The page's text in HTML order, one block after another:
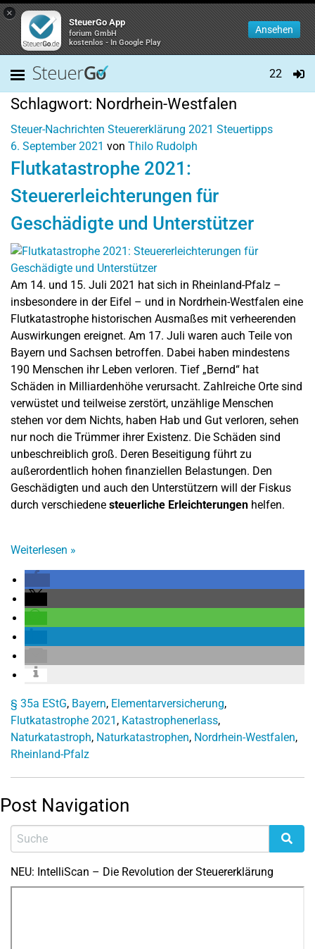
×
SteuerGo App
forium GmbH
kostenlos - In Google Play
Ansehen
22
Schlagwort: Nordrhein-Westfalen
Steuer-Nachrichten Steuererklärung 2021 Steuertipps
6. September 2021 von Thilo Rudolph
Flutkatastrophe 2021:
Steuererleichterungen für
Geschädigte und Unterstützer
Am 14. und 15. Juli 2021 hat sich in Rheinland-Pfalz –
insbesondere in der Eifel – und in Nordrhein-Westfalen eine
Flutkatastrophe historischen Ausmaßes mit verheerenden
Auswirkungen ereignet. Am 17. Juli waren auch Teile von
Bayern und Sachsen betroffen. Dabei haben mindestens
190 Menschen ihr Leben verloren. Tief „Bernd“ hat
Schäden in Milliardenhöhe verursacht. Zahlreiche Orte sind
verwüstet und teilweise zerstört, unzählige Menschen
stehen vor dem Nichts, haben Hab und Gut verloren, sehen
nur noch die Trümmer ihrer Existenz. Die Schäden sind
unbeschreiblich groß. Deren Beseitigung führt zu
außerordentlich hohen finanziellen Belastungen. Den
Geschädigten und auch den Unterstützern will der Fiskus
durch verschiedene steuerliche Erleichterungen helfen.
Weiterlesen »
§ 35a EStG, Bayern, Elementarversicherung,
Flutkatastrophe 2021 , Katastrophenerlass,
Naturkatastroph, Naturkatastrophen, Nordrhein-Westfalen,
Rheinland-Pfalz
Post Navigation
NEU: IntelliScan – Die Revolution der Steuererklärung